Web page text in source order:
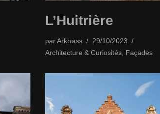
L’Huitrière
parArkhøss
29/10/2023
Architecture & Curiosités, Façades